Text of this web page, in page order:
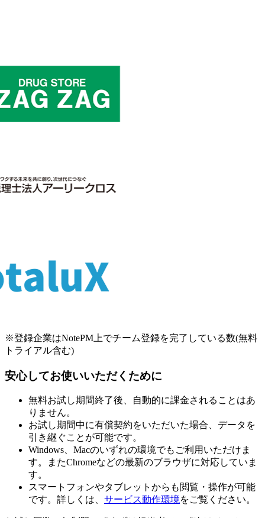
※登録企業はNotePM上でチーム登録を完了している数(無料
トライアル含む)
安心してお使いいただくために
無料お試し期間終了後、自動的に課金されることはあ
りません。
お試し期間中に有償契約をいただいた場合、データを
引き継ぐことが可能です。
Windows、Macのいずれの環境でもご利用いただけま
す。またChromeなどの最新のブラウザに対応していま
す。
スマートフォンやタブレットからも閲覧・操作が可能
です。詳しくは、 サービス動作環境をご覧ください。